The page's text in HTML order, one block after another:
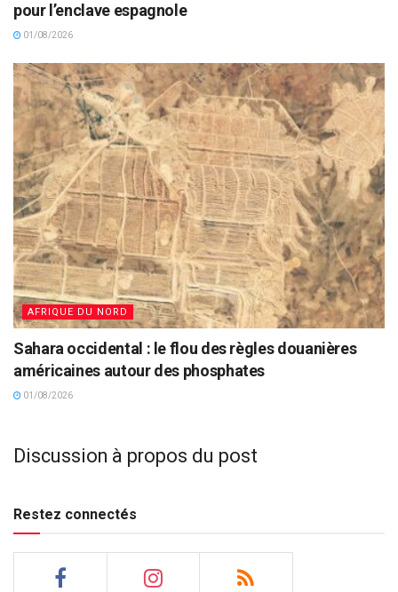
pour l’enclave espagnole
01/08/2026
AFRIQUE DU NORD
Sahara occidental : le flou des règles douanières
américaines autour des phosphates
01/08/2026
Discussion à propos du post
Restez connectés